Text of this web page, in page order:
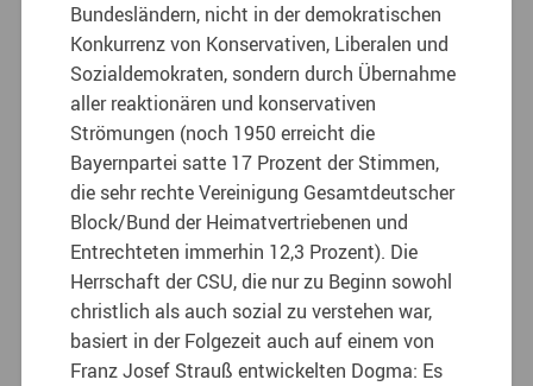
Bundesländern, nicht in der demokratischen
Konkurrenz von Konservativen, Liberalen und
Sozialdemokraten, sondern durch Übernahme
aller reaktionären und konservativen
Strömungen (noch 1950 erreicht die
Bayernpartei satte 17 Prozent der Stimmen,
die sehr rechte Vereinigung Gesamtdeutscher
Block/Bund der Heimatvertriebenen und
Entrechteten immerhin 12,3 Prozent). Die
Herrschaft der CSU, die nur zu Beginn sowohl
christlich als auch sozial zu verstehen war,
basiert in der Folgezeit auch auf einem von
Franz Josef Strauß entwickelten Dogma: Es